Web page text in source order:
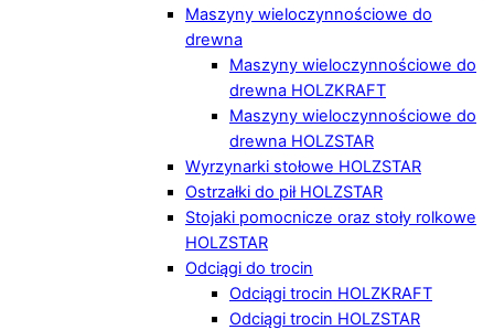
Maszyny wieloczynnościowe do
drewna
Maszyny wieloczynnościowe do
drewna HOLZKRAFT
Maszyny wieloczynnościowe do
drewna HOLZSTAR
Wyrzynarki stołowe HOLZSTAR
Ostrzałki do pił HOLZSTAR
Stojaki pomocnicze oraz stoły rolkowe
HOLZSTAR
Odciągi do trocin
Odciągi trocin HOLZKRAFT
Odciągi trocin HOLZSTAR